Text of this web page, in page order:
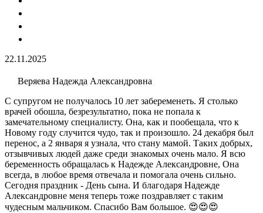
22.11.2025
Веряева Надежда Александровна
С супругом не получалось 10 лет забеременеть. Я столько
врачей обошла, безрезультатно, пока не попала к
замечательному специалисту. Она, как и пообещала, что к
Новому году случится чудо, так и произошло. 24 декабря был
перенос, а 2 января я узнала, что стану мамой. Таких добрых,
отзывчивых людей даже среди знакомых очень мало. Я всю
беременность обращалась к Надежде Александровне, Она
всегда, в любое время отвечала и помогала очень сильно.
Сегодня праздник - День сына. И благодаря Надежде
Александровне меня теперь тоже поздравляет с таким
чудесным мальчиком. Спасибо Вам большое. 😍😍😍